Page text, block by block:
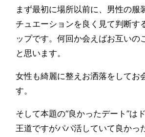
まず最初に場所以前に、男性の
チュエーションを良く見て判断す
ップです。何回か会えばお互い
と思います。
女性も綺麗に整えお洒落をしてお
す。
そして本題の“良かったデート”は
王道ですがパパ活していて良かっ